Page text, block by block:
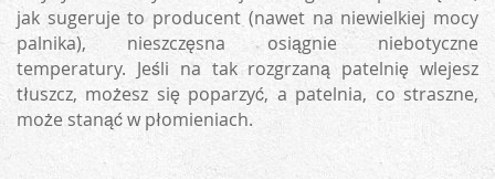
jak sugeruje to producent (nawet na niewielkiej mocy
palnika), nieszczęsna osiągnie niebotyczne
temperatury. Jeśli na tak rozgrzaną patelnię wlejesz
tłuszcz, możesz się poparzyć, a patelnia, co straszne,
może stanąć w płomieniach.